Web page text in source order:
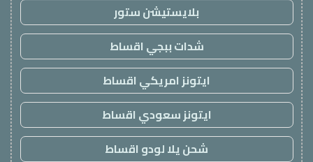
بلايستيشن ستور
شدات ببجي اقساط
ايتونز امريكي اقساط
ايتونز سعودي اقساط
شحن يلا لودو اقساط